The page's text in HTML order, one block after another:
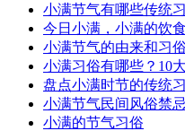
小满节气有哪些传统
今日小满，小满的饮
小满节气的由来和习俗
小满习俗有哪些？10
盘点小满时节的传统
小满节气民间风俗禁
小满的节气习俗